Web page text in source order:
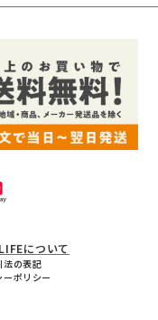
について
法の表記
ーポリシー